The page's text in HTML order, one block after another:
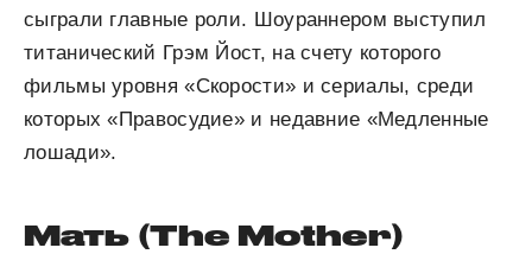
сыграли главные роли. Шоураннером выступил
титанический Грэм Йост, на счету которого
фильмы уровня «Скорости» и сериалы, среди
которых «Правосудие» и недавние «Медленные
лошади».
Мать (The Mother)